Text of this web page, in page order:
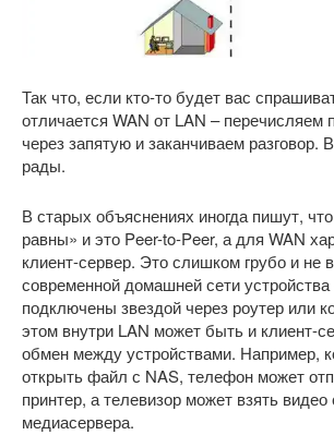
Так что, если кто-то будет вас
отличается WAN от LAN –
через запятую и заканчиваем разговор.
рады.
В старых объяснениях иногда пишут,
равны» и это Peer-to-Peer, а для WAN
клиент-сервер. Это слишком грубо и не
современной домашней сети
подключены звездой через роутер или
этом внутри LAN может быть и клиент-
обмен между устройствами. Например,
открыть файл с NAS, телефон может
принтер, а телевизор может взять
медиасервера.